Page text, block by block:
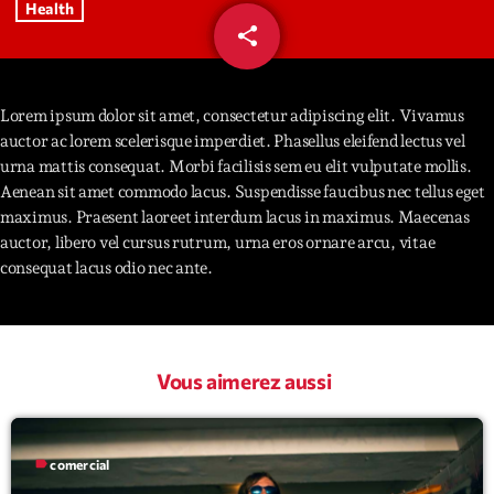
Featured
Music Industry
Events
Blog keyboard_arrow_down
Blog Masonry
Blog No Sidebar
Blog Sidebar
Podcasts
Charts
Health
share
email
Lorem ipsum dolor sit amet, consectetur adipiscing elit. Vivamus
auctor ac lorem scelerisque imperdiet. Phasellus eleifend lectus vel
urna mattis consequat. Morbi facilisis sem eu elit vulputate mollis.
Aenean sit amet commodo lacus. Suspendisse faucibus nec tellus eget
maximus. Praesent laoreet interdum lacus in maximus. Maecenas
auctor, libero vel cursus rutrum, urna eros ornare arcu, vitae
consequat lacus odio nec ante.
Vous aimerez aussi
labelcomercial